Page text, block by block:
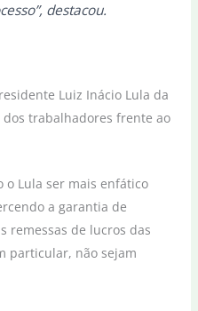
destacou.
Luiz Inácio Lula da
trabalhadores frente ao
o Lula ser mais enfático
a garantia de
remessas de lucros das
particular, não sejam